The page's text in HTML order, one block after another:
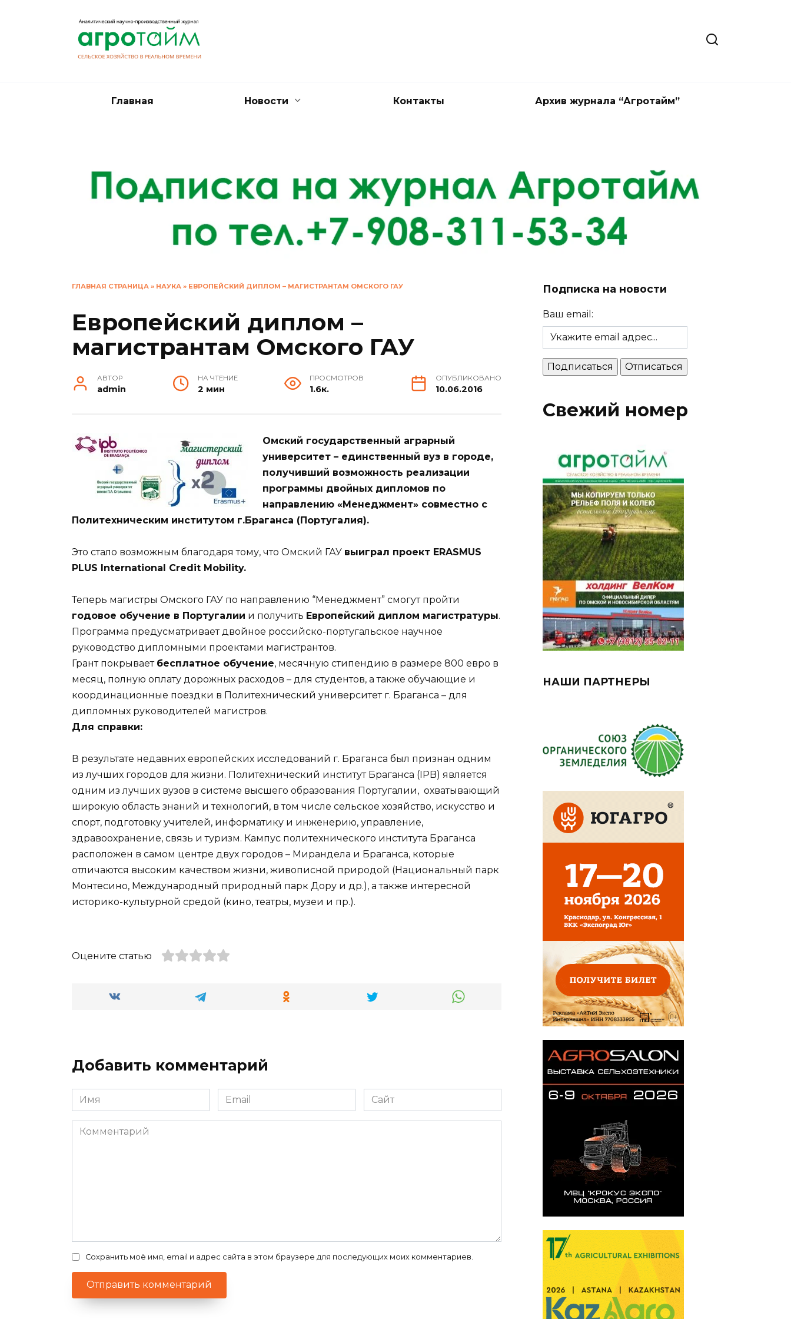
Главная Новости Контакты Архив журнала “Агротайм”
ГЛАВНАЯ СТРАНИЦА » НАУКА » ЕВРОПЕЙСКИЙ ДИПЛОМ – МАГИСТРАНТАМ ОМСКОГО ГАУ
Европейский диплом –
магистрантам Омского ГАУ
АВТОР
admin
НА ЧТЕНИЕ
2 мин
ПРОСМОТРОВ
1.6к.
ОПУБЛИКОВАНО
10.06.2016
Омский государственный аграрный
университет – единственный вуз в городе,
получивший возможность реализации
программы двойных дипломов по
направлению «Менеджмент» совместно с
Политехническим институтом г.Браганса (Португалия).
Это стало возможным благодаря тому, что Омский ГАУ выиграл проект ERASMUS
PLUS International Credit Mobility.
Теперь магистры Омского ГАУ по направлению “Менеджмент” смогут пройти
годовое обучение в Португалии и получить Европейский диплом магистратуры.
Программа предусматривает двойное российско-португальское научное
руководство дипломными проектами магистрантов.
Грант покрывает бесплатное обучение, месячную стипендию в размере 800 евро в
месяц, полную оплату дорожных расходов – для студентов, а также обучающие и
координационные поездки в Политехнический университет г. Браганса – для
дипломных руководителей магистров.
Для справки:
В результате недавних европейских исследований г. Браганса был признан одним
из лучших городов для жизни. Политехнический институт Браганса (IPB) является
одним из лучших вузов в системе высшего образования Португалии, охватывающий
широкую область знаний и технологий, в том числе сельское хозяйство, искусство и
спорт, подготовку учителей, информатику и инженерию, управление,
здравоохранение, связь и туризм. Кампус политехнического института Браганса
расположен в самом центре двух городов – Мирандела и Браганса, которые
отличаются высоким качеством жизни, живописной природой (Национальный парк
Монтесино, Международный природный парк Дору и др.), а также интересной
историко-культурной средой (кино, театры, музеи и пр.).
Оцените статью
Добавить комментарий
Имя
*
Email
*
Сайт
Комментарий
Сохранить моё имя, email и адрес сайта в этом браузере для последующих моих комментариев.
Подписка на новости
Ваш email:
Свежий номер
НАШИ ПАРТНЕРЫ